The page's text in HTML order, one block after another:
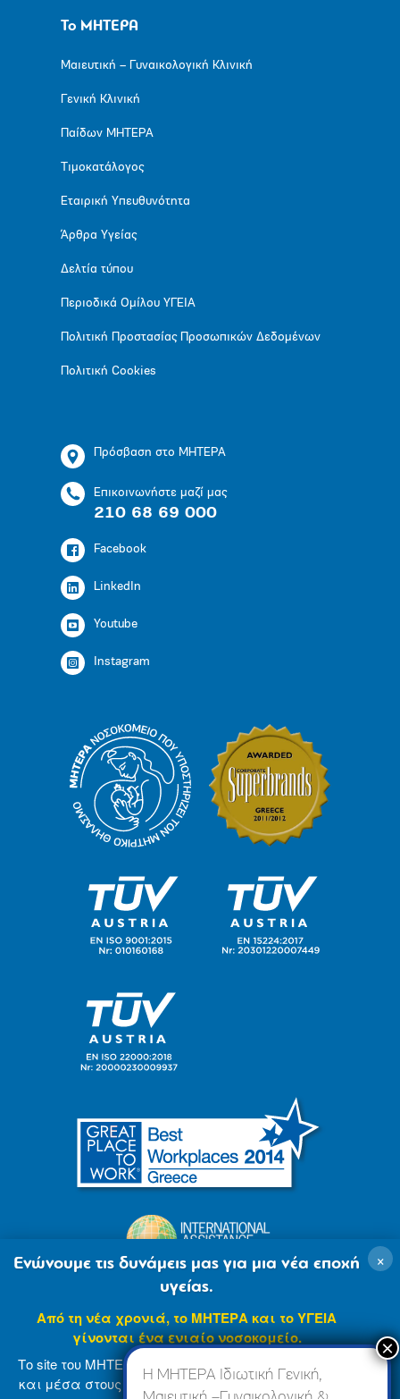
Το ΜΗΤΕΡΑ
Μαιευτική – Γυναικολογική Κλινική
Γενική Κλινική
Παίδων ΜΗΤΕΡΑ
Τιμοκατάλογος
Εταιρική Υπευθυνότητα
Άρθρα Υγείας
Δελτία τύπου
Περιοδικά Ομίλου ΥΓΕΙΑ
Πολιτική Προστασίας Προσωπικών Δεδομένων
Πολιτική Cookies
Πρόσβαση στο ΜΗΤΕΡΑ
Επικοινωνήστε μαζί μας
210 68 69 000
Facebook
LinkedIn
Youtube
Instagram
Η ΜΗΤΕΡΑ Ιδιωτική Γενική,
×
Ενώνουμε τις δυνάμεις μας για μια νέα εποχή
υγείας.
Από τη νέα χρονιά, το ΜΗΤΕΡΑ και το ΥΓΕΙΑ
γίνονται ένα ενιαίο νοσοκομείο.
Το site του ΜΗΤΕΡΑ βρίσκεται σε φάση ανανέωσης
και μέσα στους επόμενους μήνες θα ενσωματωθεί